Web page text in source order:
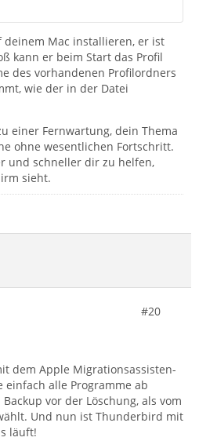
deinem Mac installieren, er ist
kann er beim Start das Profil
des vorhandenen Profilordners
wie der in der Datei
einer Fernwartung, dein Thema
ohne wesentlichen Fortschritt.
und schneller dir zu helfen,
sieht.
#20
dem Apple Migrationsassisten-
einfach alle Programme ab
vor der Löschung, als vom
Und nun ist Thunderbird mit
läuft!